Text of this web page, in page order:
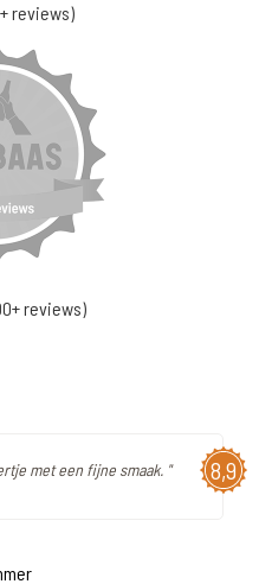
reviews)
reviews)
8,9
met een fijne smaak. "